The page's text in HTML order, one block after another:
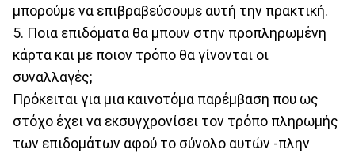
μπορούμε να επιβραβεύσουμε αυτή την πρακτική.
5. Ποια επιδόματα θα μπουν στην προπληρωμένη
κάρτα και με ποιον τρόπο θα γίνονται οι
συναλλαγές;
Πρόκειται για μια καινοτόμα παρέμβαση που ως
στόχο έχει να εκσυγχρονίσει τον τρόπο πληρωμής
των επιδομάτων αφού το σύνολο αυτών -πλην